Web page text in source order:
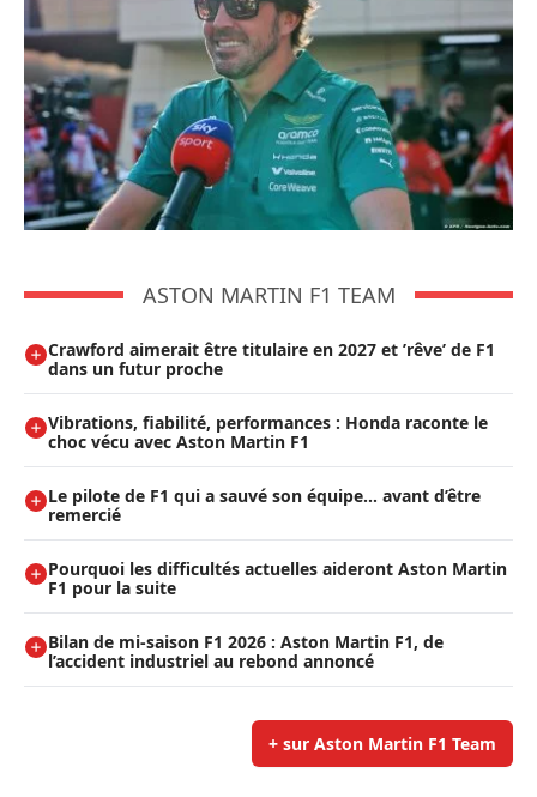
ASTON MARTIN F1 TEAM
Crawford aimerait être titulaire en 2027 et ’rêve’ de F1
dans un futur proche
Vibrations, fiabilité, performances : Honda raconte le
choc vécu avec Aston Martin F1
Le pilote de F1 qui a sauvé son équipe… avant d’être
remercié
Pourquoi les difficultés actuelles aideront Aston Martin
F1 pour la suite
Bilan de mi-saison F1 2026 : Aston Martin F1, de
l’accident industriel au rebond annoncé
+ sur Aston Martin F1 Team